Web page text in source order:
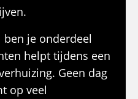
je onderdeel
helpt tijdens een
Geen dag
op veel